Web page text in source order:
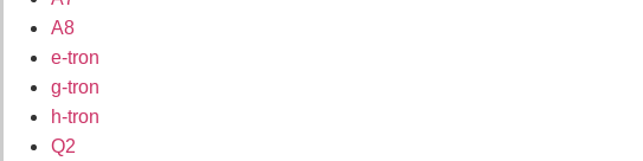
A8
e-tron
g-tron
h-tron
Q2